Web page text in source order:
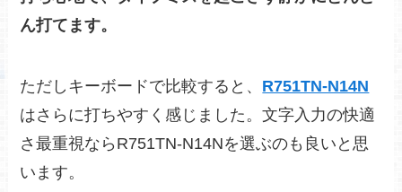
ん打てます。
ただしキーボードで比較すると、 R751TN-N14N
はさらに打ちやすく感じました。文字入力の快適
さ最重視ならR751TN-N14Nを選ぶのも良いと思
います。